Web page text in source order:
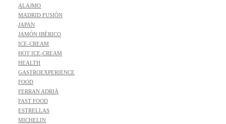
ALAJMO
MADRID FUSIÓN
JAPAN
JAMÓN IBÉRICO
ICE-CREAM
HOT ICE-CREAM
HEALTH
GASTROEXPERIENCE
FOOD
FERRAN ADRIÀ
FAST FOOD
ESTRELLAS
MICHELIN